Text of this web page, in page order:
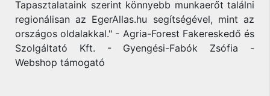
Tapasztalataink szerint könnyebb munkaerőt találni
regionálisan az EgerAllas.hu segítségével, mint az
országos oldalakkal." - Agria-Forest Fakereskedő és
Szolgáltató Kft. - Gyengési-Fabók Zsófia -
Webshop támogató